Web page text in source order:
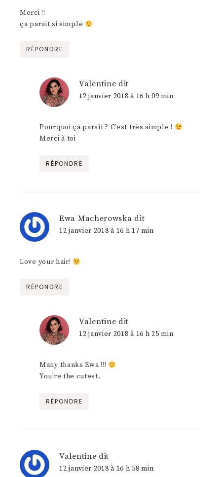
Merci !!
ça parait si simple
RÉPONDRE
Valentine dit
12 janvier 2018 à 16 h 09 min
Pourquoi ça paraît ? C’est très simple !
Merci à toi
RÉPONDRE
Ewa Macherowska dit
12 janvier 2018 à 16 h 17 min
Love your hair!
RÉPONDRE
Valentine dit
12 janvier 2018 à 16 h 25 min
Many thanks Ewa !!!
You’re the cutest.
RÉPONDRE
Valentine dit
12 janvier 2018 à 16 h 58 min